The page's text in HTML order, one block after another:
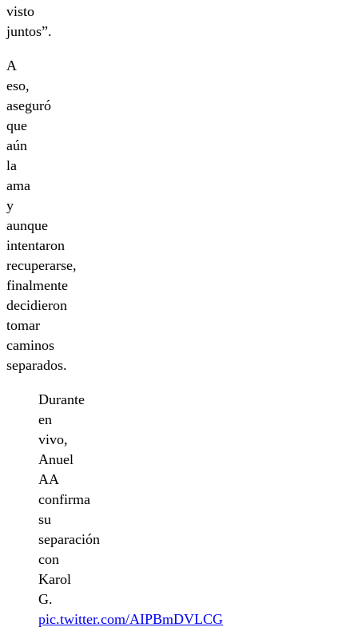
visto
juntos”.
A
eso,
aseguró
que
aún
la
ama
y
aunque
intentaron
recuperarse,
finalmente
decidieron
tomar
caminos
separados.
Durante
en
vivo,
Anuel
AA
confirma
su
separación
con
Karol
G.
pic.twitter.com/AIPBmDVLCG